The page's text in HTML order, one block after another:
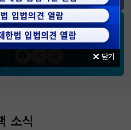
닫기
제 리더 구윤철 장관의
SNS 채널
소식